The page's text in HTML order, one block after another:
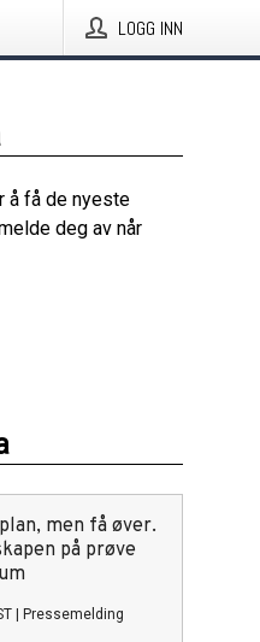
LOGG INN
å få de nyeste
deg av når
men få øver.
på prøve
Pressemelding